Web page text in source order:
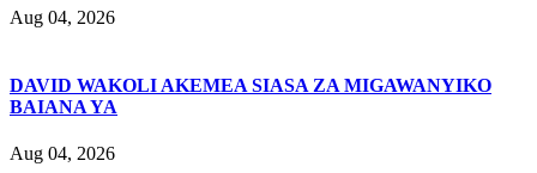
Aug 04, 2026
DAVID WAKOLI AKEMEA SIASA ZA MIGAWANYIKO
BAIANA YA
Aug 04, 2026